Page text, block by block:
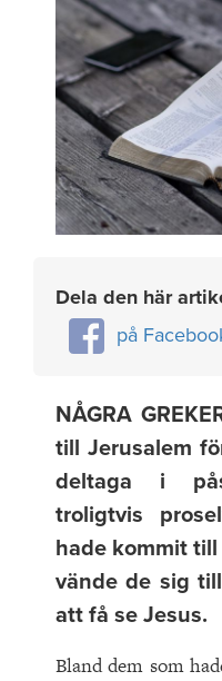
Dela den här
på
NÅGRA
till Jerusalem
deltaga i
troligtvis
hade kommit till
vände de sig
att få se Jesus.
Bland dem som